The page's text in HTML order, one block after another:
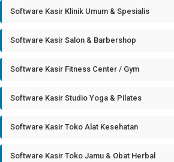
Software Kasir Klinik Umum & Spesialis
Software Kasir Salon & Barbershop
Software Kasir Fitness Center / Gym
Software Kasir Studio Yoga & Pilates
Software Kasir Toko Alat Kesehatan
Software Kasir Toko Jamu & Obat Herbal